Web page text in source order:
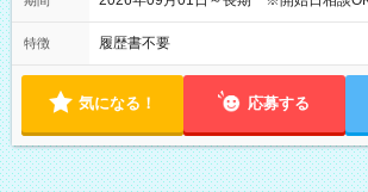
特徴 履歴書不要
気になる！ 応募する